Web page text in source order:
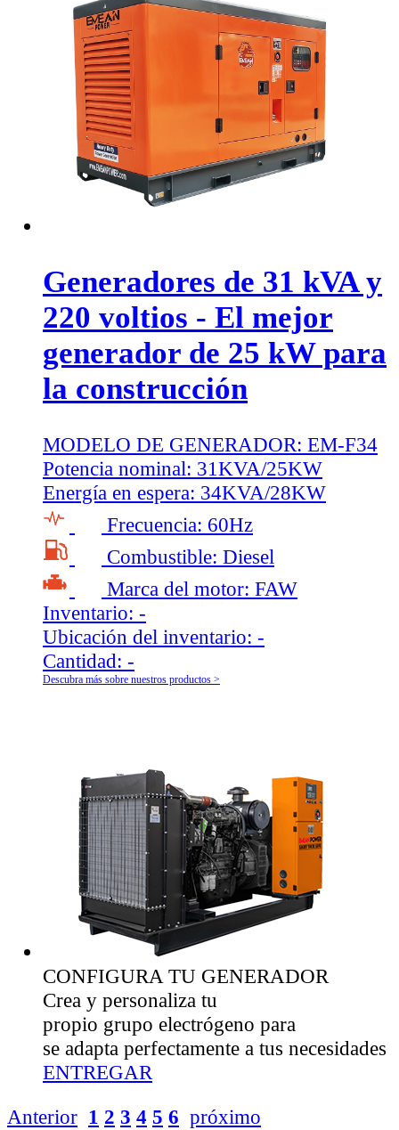
Generadores de 31 kVA y
220 voltios - El mejor
generador de 25 kW para
la construcción
MODELO DE GENERADOR: EM-F34
Potencia nominal: 31KVA/25KW
Energía en espera: 34KVA/28KW
Frecuencia: 60Hz
Combustible: Diesel
Marca del motor: FAW
Inventario: -
Ubicación del inventario: -
Cantidad: -
Descubra más sobre nuestros productos >
CONFIGURA TU GENERADOR
Crea y personaliza tu
propio grupo electrógeno para
se adapta perfectamente a tus necesidades
ENTREGAR
Anterior 1 2 3 4 5 6 próximo